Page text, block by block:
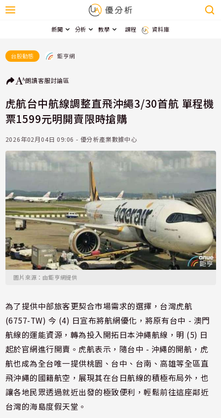
新聞 分析 教學 課程 資料庫
台股動態 鉅亨網
朗讀客服討論區
虎航台中航線調整直飛沖繩3/30首航 單程機
票1599元明開賣限時搶購
2026年02月04日 09:06 - 優分析產業數據中心
圖片來源：由鉅亨網提供
為了提供中部旅客更契合市場需求的選擇，台灣虎航
(6757-TW) 今 (4) 日宣布將航網優化，將原有台中 - 澳門
航線的運能資源，轉為投入開拓日本沖繩航線，明 (5) 日
起於官網進行開賣。虎航表示，隨台中 - 沖繩的開航，虎
航也成為全台唯一提供桃園、台中、台南、高雄等全區直
飛沖繩的國籍航空，展現其在台日航線的積極布局外，也
讓各地民眾透過就近出發的極致便利，輕鬆前往這座鄰近
台灣的海島度假天堂。